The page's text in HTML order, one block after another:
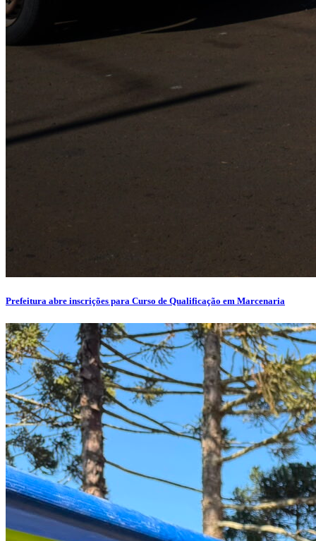
Prefeitura abre inscrições para Curso de Qualificação em Marcenaria